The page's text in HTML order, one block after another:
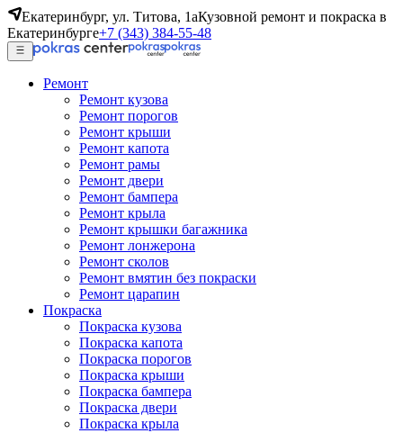
Екатеринбург, ул. Титова, 1аКузовной ремонт и покраска в
Екатеринбурге+7 (343) 384-55-48
Ремонт
Ремонт кузова
Ремонт порогов
Ремонт крыши
Ремонт капота
Ремонт рамы
Ремонт двери
Ремонт бампера
Ремонт крыла
Ремонт крышки багажника
Ремонт лонжерона
Ремонт сколов
Ремонт вмятин без покраски
Ремонт царапин
Покраска
Покраска кузова
Покраска капота
Покраска порогов
Покраска крыши
Покраска бампера
Покраска двери
Покраска крыла